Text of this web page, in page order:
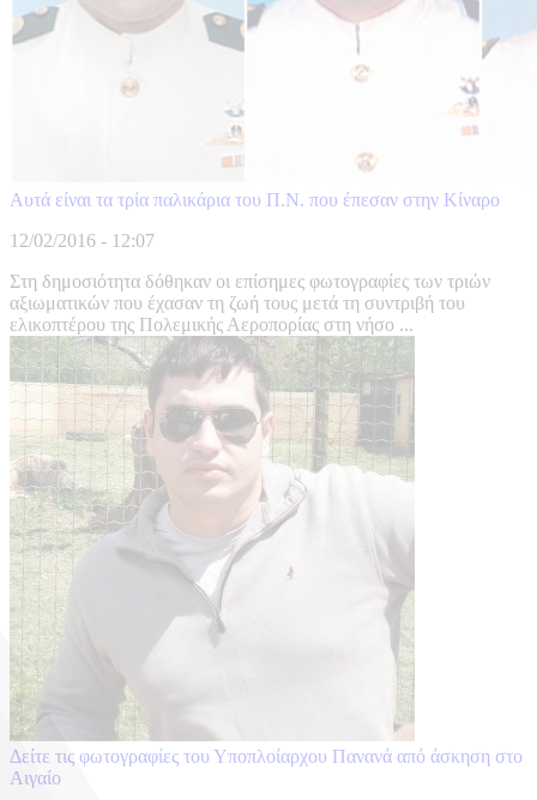
Αυτά είναι τα τρία παλικάρια του Π.Ν. που έπεσαν στην Κίναρο
12/02/2016 - 12:07
Στη δημοσιότητα δόθηκαν οι επίσημες φωτογραφίες των τριών
αξιωματικών που έχασαν τη ζωή τους μετά τη συντριβή του
ελικοπτέρου της Πολεμικής Αεροπορίας στη νήσο ...
Δείτε τις φωτογραφίες του Υποπλοίαρχου Πανανά από άσκηση στο
Αιγαίο